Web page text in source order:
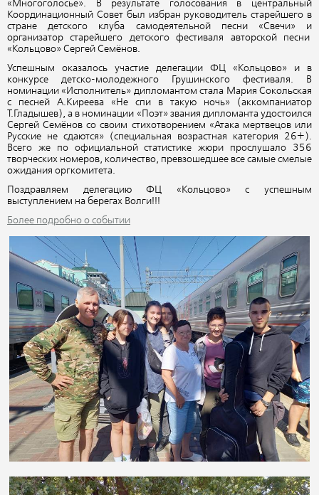
«Многоголосье». В результате голосования в центральный
Координационный Совет был избран руководитель старейшего в
стране детского клуба самодеятельной песни «Свечи» и
организатор старейшего детского фестиваля авторской песни
«Кольцово» Сергей Семёнов.
Успешным оказалось участие делегации ФЦ «Кольцово» и в
конкурсе детско-молодежного Грушинского фестиваля. В
номинации «Исполнитель» дипломантом стала Мария Сокольская
с песней А.Киреева «Не спи в такую ночь» (аккомпаниатор
Т.Гладышев), а в номинации «Поэт» звания дипломанта удостоился
Сергей Семёнов со своим стихотворением «Атака мертвецов или
Русские не сдаются» (специальная возрастная категория 26+).
Всего же по официальной статистике жюри прослушало 356
творческих номеров, количество, превзошедшее все самые смелые
ожидания оргкомитета.
Поздравляем делегацию ФЦ «Кольцово» с успешным
выступлением на берегах Волги!!!
Более подробно о событии